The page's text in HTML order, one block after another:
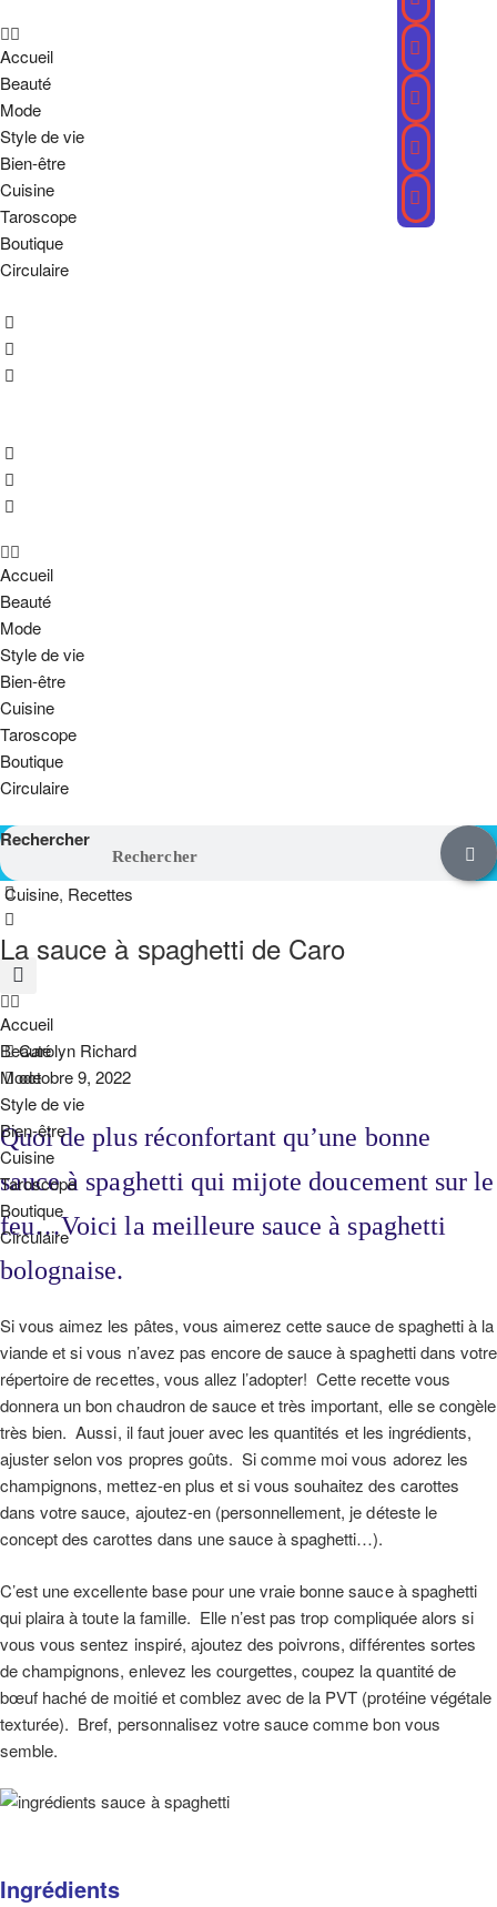
Accueil
Beauté
Mode
Style de vie
Bien-être
Cuisine
Taroscope
Boutique
Circulaire
Accueil
Beauté
Mode
Style de vie
Bien-être
Cuisine
Taroscope
Boutique
Circulaire
Accueil
Beauté
Mode
Style de vie
Bien-être
Cuisine
Taroscope
Boutique
Circulaire
Rechercher
Cuisine, Recettes
La sauce à spaghetti de Caro
Carolyn Richard
octobre 9, 2022
Quoi de plus réconfortant qu’une bonne
sauce à spaghetti qui mijote doucement sur le
feu…Voici la meilleure sauce à spaghetti
bolognaise.
Si vous aimez les pâtes, vous aimerez cette sauce de spaghetti à la
viande et si vous n’avez pas encore de sauce à spaghetti dans votre
répertoire de recettes, vous allez l’adopter! Cette recette vous
donnera un bon chaudron de sauce et très important, elle se congèle
très bien. Aussi, il faut jouer avec les quantités et les ingrédients,
ajuster selon vos propres goûts. Si comme moi vous adorez les
champignons, mettez-en plus et si vous souhaitez des carottes
dans votre sauce, ajoutez-en (personnellement, je déteste le
concept des carottes dans une sauce à spaghetti…).
C’est une excellente base pour une vraie bonne sauce à spaghetti
qui plaira à toute la famille. Elle n’est pas trop compliquée alors si
vous vous sentez inspiré, ajoutez des poivrons, différentes sortes
de champignons, enlevez les courgettes, coupez la quantité de
bœuf haché de moitié et comblez avec de la PVT (protéine végétale
texturée). Bref, personnalisez votre sauce comme bon vous
semble.
Ingrédients